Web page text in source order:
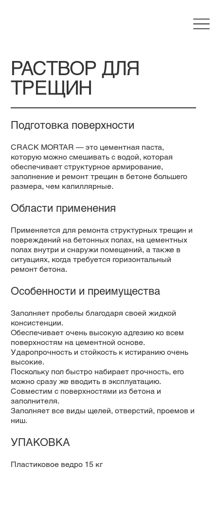
РАСТВОР ДЛЯ
ТРЕЩИН
Подготовка поверхности
CRACK MORTAR — это цементная паста,
которую можно смешивать с водой, которая
обеспечивает структурное армирование,
заполнение и ремонт трещин в бетоне большего
размера, чем капиллярные.
Области применения
Применяется для ремонта структурных трещин и
повреждений на бетонных полах, на цементных
полах внутри и снаружи помещений, а также в
ситуациях, когда требуется горизонтальный
ремонт бетона.
Особенности и преимущества
Заполняет пробелы благодаря своей жидкой
консистенции.
Обеспечивает очень высокую адгезию ко всем
поверхностям на цементной основе.
Ударопрочность и стойкость к истиранию очень
высокие.
Поскольку пол быстро набирает прочность, его
можно сразу же вводить в эксплуатацию.
Совместим с поверхностями из бетона и
заполнителя.
Заполняет все виды щелей, отверстий, проемов и
ниш.
УПАКОВКА
Пластиковое ведро 15 кг